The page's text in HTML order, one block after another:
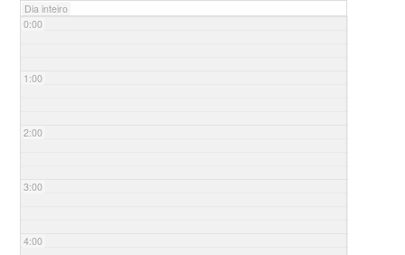
Dia inteiro
0:00
1:00
2:00
3:00
4:00